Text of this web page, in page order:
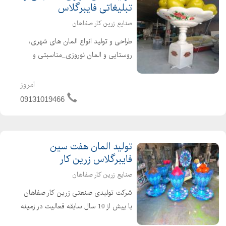
تبلیغاتی فایبرگلاس
صنایع زرین کار صفاهان
طراحی و تولید انواع المان های شهری،
روستایی و المان نوروزی_مناسبتی و
انواع تندیس و مجسمه های شهری باامروز
09131019466
تولید المان هفت سین
فایبرگلاس زرین کار
صنایع زرین کار صفاهان
شرکت تولیدی صنعتی زرین کار صفاهان
با بیش از 10 سال سابقه فعالیت در زمینه